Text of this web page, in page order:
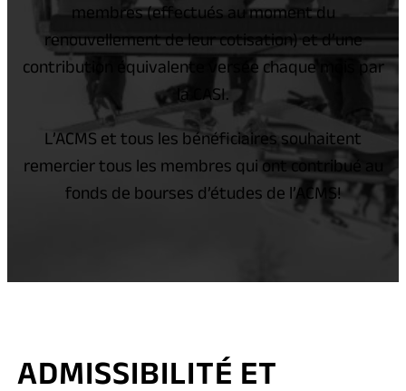
membres (effectués au moment du
renouvellement de leur cotisation) et d’une
contribution équivalente versée chaque mois par
la CASI.
L’ACMS et tous les bénéficiaires souhaitent
remercier tous les membres qui ont contribué au
fonds de bourses d’études de l’ACMS!
ADMISSIBILITÉ ET